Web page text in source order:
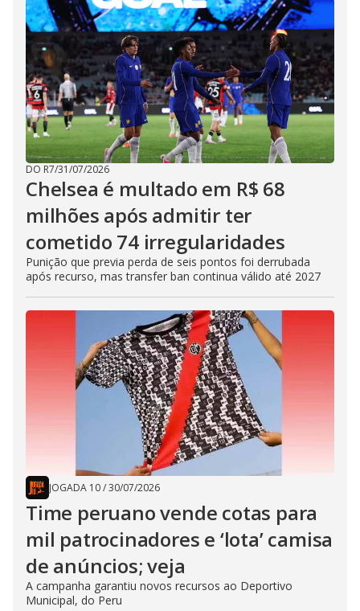
DO R7/31/07/2026
Chelsea é multado em R$ 68
milhões após admitir ter
cometido 74 irregularidades
Punição que previa perda de seis pontos foi derrubada
após recurso, mas transfer ban continua válido até 2027
JOGADA 10/30/07/2026
Time peruano vende cotas para
mil patrocinadores e ‘lota’ camisa
de anúncios; veja
A campanha garantiu novos recursos ao Deportivo
Municipal, do Peru